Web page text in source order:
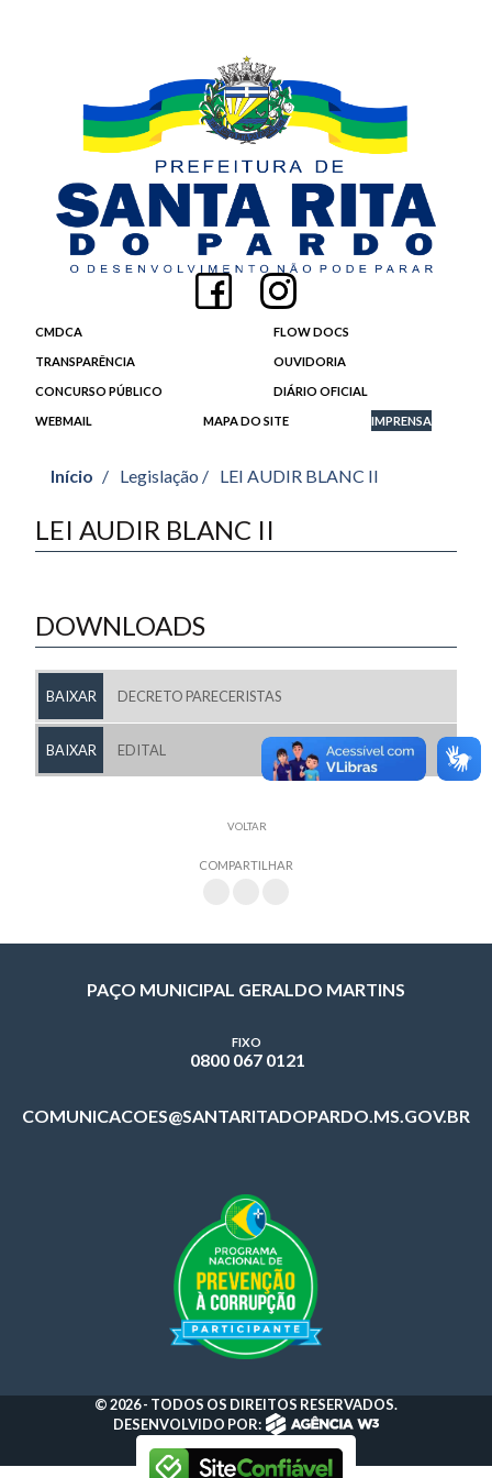
CMDCA FLOW DOCS
TRANSPARÊNCIA OUVIDORIA
CONCURSO PÚBLICO DIÁRIO OFICIAL
WEBMAIL MAPA DO SITE IMPRENSA
Início / Legislação / LEI AUDIR BLANC II
LEI AUDIR BLANC II
DOWNLOADS
BAIXAR DECRETO PARECERISTAS
BAIXAR EDITAL
VOLTAR
COMPARTILHAR
PAÇO MUNICIPAL GERALDO MARTINS
FIXO
0800 067 0121
COMUNICACOES@SANTARITADOPARDO.MS.GOV.BR
© 2026 - TODOS OS DIREITOS RESERVADOS.
DESENVOLVIDO POR: